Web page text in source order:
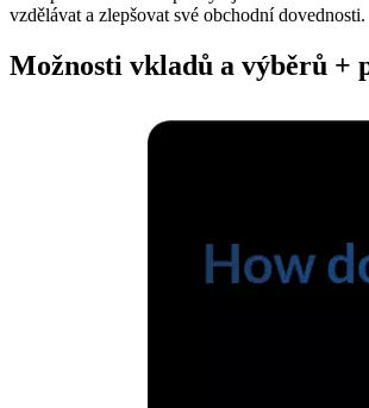
vzdělávat a zlepšovat své obchodní dovednosti.
Možnosti vkladů a výběrů +